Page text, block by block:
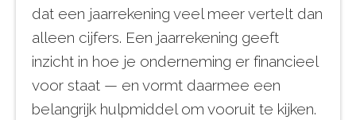
dat een jaarrekening veel meer vertelt dan
alleen cijfers. Een jaarrekening geeft
inzicht in hoe je onderneming er financieel
voor staat — en vormt daarmee een
belangrijk hulpmiddel om vooruit te kijken.